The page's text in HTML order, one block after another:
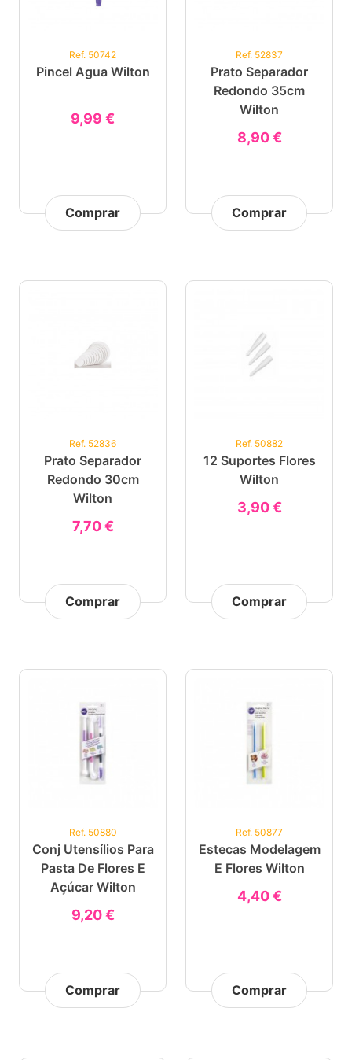
Ref. 50742
Pincel Agua Wilton
9,99 €
Comprar
Ref. 52837
Prato Separador
Redondo 35cm
Wilton
8,90 €
Comprar
Ref. 52836
Prato Separador
Redondo 30cm
Wilton
7,70 €
Comprar
Ref. 50882
12 Suportes Flores
Wilton
3,90 €
Comprar
Ref. 50880
Conj Utensílios Para
Pasta De Flores E
Açúcar Wilton
9,20 €
Comprar
Ref. 50877
Estecas Modelagem
E Flores Wilton
4,40 €
Comprar